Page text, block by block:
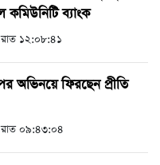
ব্যাংক
১২:০৮:৪১
অভিনয়ে ফিরছেন প্রীতি
০৯:৪৩:০৪